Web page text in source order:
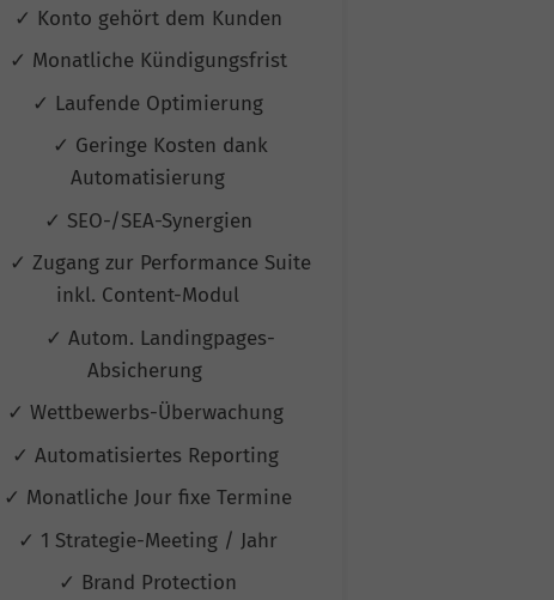
✓ Konto gehört dem Kunden
✓ Monatliche Kündigungsfrist
✓ Laufende Optimierung
✓ Geringe Kosten dank
Automatisierung
✓ SEO-/SEA-Synergien
✓ Zugang zur Performance Suite
inkl. Content-Modul
✓ Autom. Landingpages-
Absicherung
✓ Wettbewerbs-Überwachung
✓ Automatisiertes Reporting
✓ Monatliche Jour fixe Termine
✓ 1 Strategie-Meeting / Jahr
✓ Brand Protection